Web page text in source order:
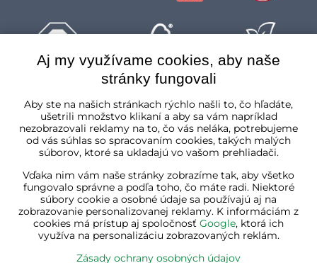
Aj my využívame cookies, aby naše
stránky fungovali
Aby ste na našich stránkach rýchlo našli to, čo hľadáte,
ušetrili množstvo klikaní a aby sa vám napríklad
nezobrazovali reklamy na to, čo vás neláka, potrebujeme
od vás súhlas so spracovaním cookies, takých malých
súborov, ktoré sa ukladajú vo vašom prehliadači.
Vďaka nim vám naše stránky zobrazíme tak, aby všetko
fungovalo správne a podľa toho, čo máte radi. Niektoré
súbory cookie a osobné údaje sa používajú aj na
zobrazovanie personalizovanej reklamy. K informáciám z
cookies má prístup aj spoločnosť Google, ktorá ich
využíva na personalizáciu zobrazovaných reklám.
Zásady ochrany osobných údajov